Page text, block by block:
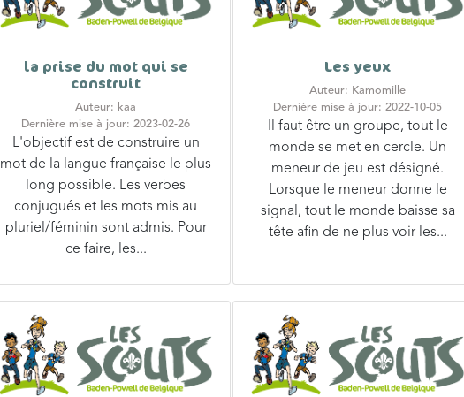
la prise du mot qui se
construit
Auteur: kaa
Dernière mise à jour: 2023-02-26
L'objectif est de construire un
mot de la langue française le plus
long possible. Les verbes
conjugués et les mots mis au
pluriel/féminin sont admis. Pour
ce faire, les...
Les yeux
Auteur: Kamomille
Dernière mise à jour: 2022-10-05
Il faut être un groupe, tout le
monde se met en cercle. Un
meneur de jeu est désigné.
Lorsque le meneur donne le
signal, tout le monde baisse sa
tête afin de ne plus voir les...